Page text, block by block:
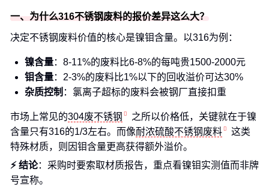
一、为什么316不锈钢废料的报价差异这么大？
决定不锈钢废料价值的核心是镍钼含量。以316为例：
镍含量：8-11%的废料比6-8%的每吨贵1500-2000元
钼含量：2-3%的废料比1%以下的回收溢价可达30%
杂质控制 ：氯离子超标的废料会被钢厂直接扣重
市场上常见的304废不锈钢
之所以价格低，关键就在于镍
含量只有316的1/3左右。而像耐浓硫酸不锈钢废料
这类
特殊材质，则因钼含量更高获得额外溢价。
⚡ 结论：采购时要索取材质报告，重点看镍钼实测值而非牌
号宣称。